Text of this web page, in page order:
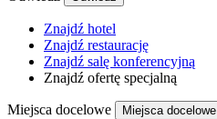
Znajdź hotel
Znajdź restaurację
Znajdź salę konferencyjną
Znajdź ofertę specjalną
Miejsca docelowe Miejsca docelowe